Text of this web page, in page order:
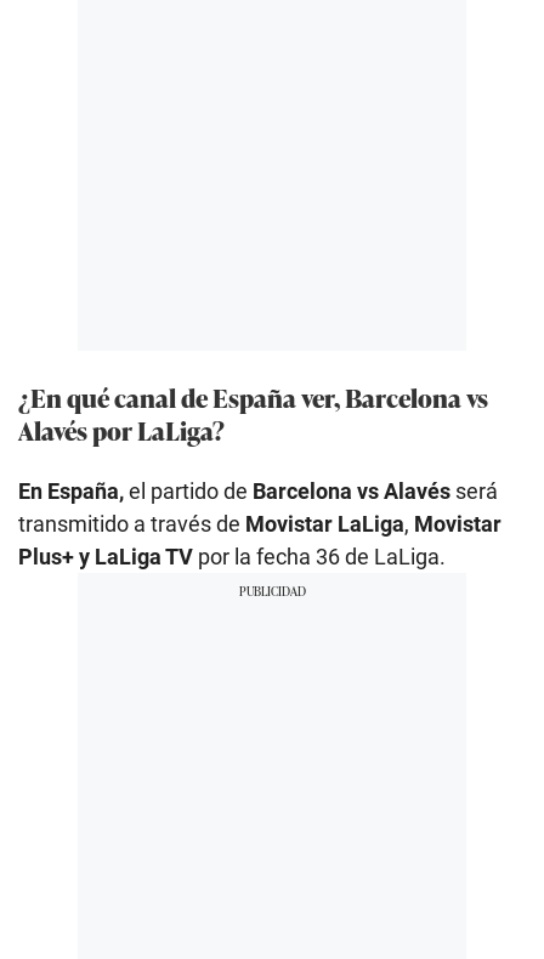
¿En qué canal de España ver, Barcelona vs
Alavés por LaLiga?
En España,el partido de Barcelona vs Alavés será
transmitido a través de Movistar LaLiga, Movistar
Plus+ y LaLiga TV por la fecha 36 de LaLiga.